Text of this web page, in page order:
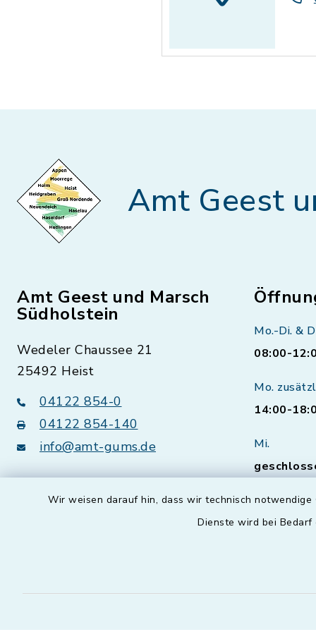
Wir weisen darauf hin, dass wir technisch
Dienste wird bei
Amt Geest
Amt Geest und Marsch
Südholstein
Wedeler Chaussee 21
25492 Heist
04122 854-0
04122 854-140
info@amt-gums.de
Mo.-Di. &
08:00-
Mo.
14:00-
Mi.